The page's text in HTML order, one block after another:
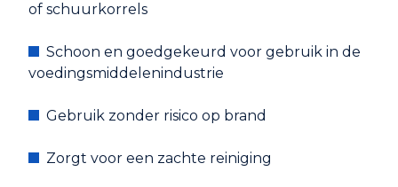
of schuurkorrels
Schoon en goedgekeurd voor gebruik in de
voedingsmiddelenindustrie
Gebruik zonder risico op brand
Zorgt voor een zachte reiniging